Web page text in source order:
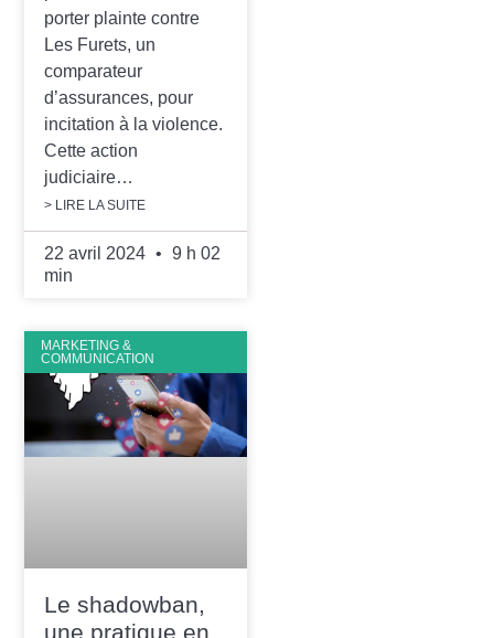
porter plainte contre
Les Furets, un
comparateur
d’assurances, pour
incitation à la violence.
Cette action
judiciaire…
> LIRE LA SUITE
22 avril 2024
9 h 02
min
MARKETING &
COMMUNICATION
Le shadowban,
une pratique en